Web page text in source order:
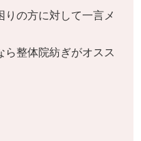
りの方に対して一言メ
ら整体院紡ぎがオスス